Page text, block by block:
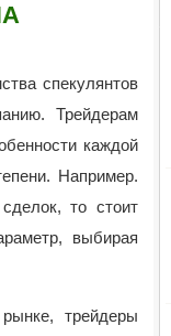
спекулянтов
Трейдерам
каждой
Например.
сделок, то стоит
выбирая
трейдеры